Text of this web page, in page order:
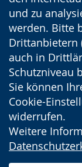
und zu
werden. Bitte
Drittanbietern
auch in
Schutzniveau
Sie können
Cookie-
widerrufen.
Weitere